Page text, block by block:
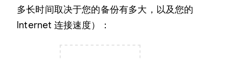
多长时间取决于您的备份有多大，以及您的
Internet 连接速度）：